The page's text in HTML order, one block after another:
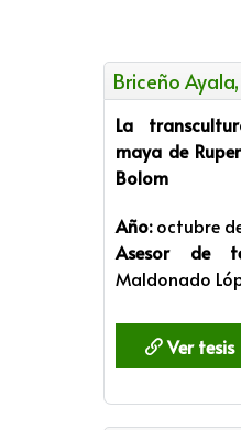
Briceño
La
maya de
Bolom
Año:octubre
Asesor de
Maldonado
Ver tesis